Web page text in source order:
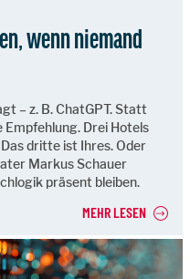
wenn niemand
– z. B. ChatGPT. Statt
Drei Hotels
dritte ist Ihres. Oder
Markus Schauer
präsent bleiben.
MEHR LESEN